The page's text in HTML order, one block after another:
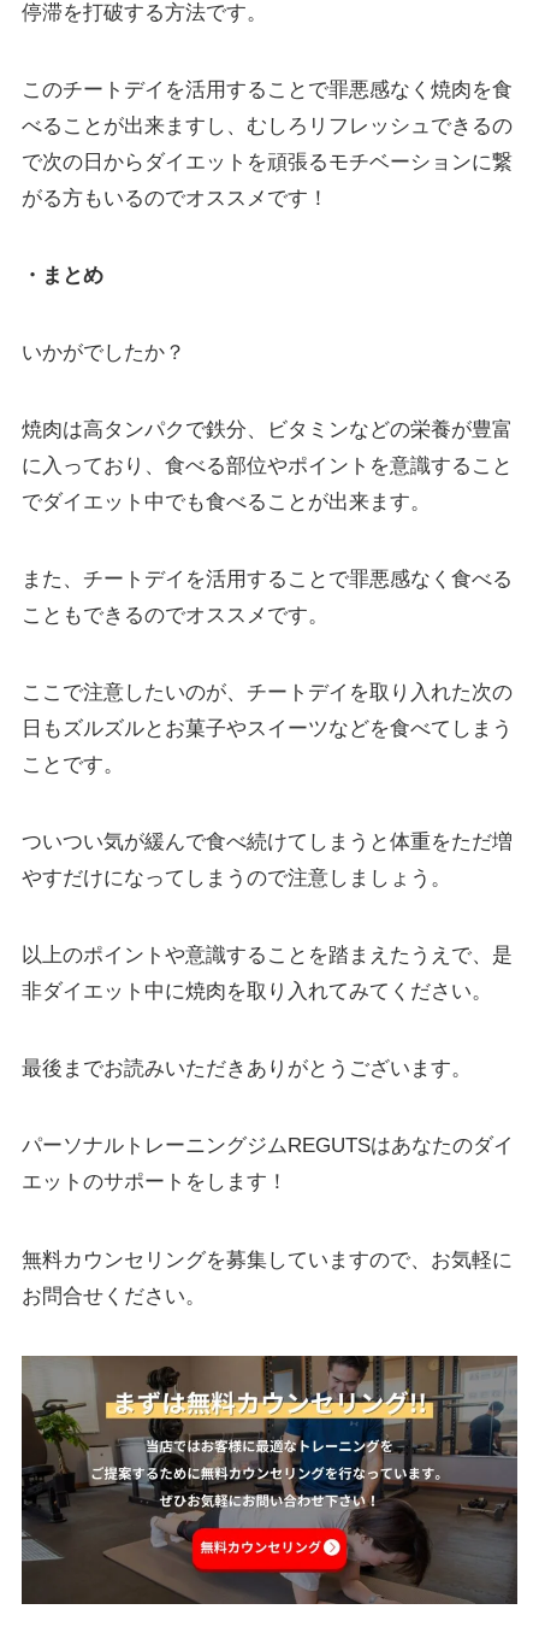
停滞を打破する方法です。
このチートデイを活用することで罪悪感なく焼肉を食
べることが出来ますし、むしろリフレッシュできるの
で次の日からダイエットを頑張るモチベーションに繋
がる方もいるのでオススメです！
・まとめ
いかがでしたか？
焼肉は高タンパクで鉄分、ビタミンなどの栄養が豊富
に入っており、食べる部位やポイントを意識すること
でダイエット中でも食べることが出来ます。
また、チートデイを活用することで罪悪感なく食べる
こともできるのでオススメです。
ここで注意したいのが、チートデイを取り入れた次の
日もズルズルとお菓子やスイーツなどを食べてしまう
ことです。
ついつい気が緩んで食べ続けてしまうと体重をただ増
やすだけになってしまうので注意しましょう。
以上のポイントや意識することを踏まえたうえで、是
非ダイエット中に焼肉を取り入れてみてください。
最後までお読みいただきありがとうございます。
パーソナルトレーニングジムREGUTSはあなたのダイ
エットのサポートをします！
無料カウンセリングを募集していますので、お気軽に
お問合せください。